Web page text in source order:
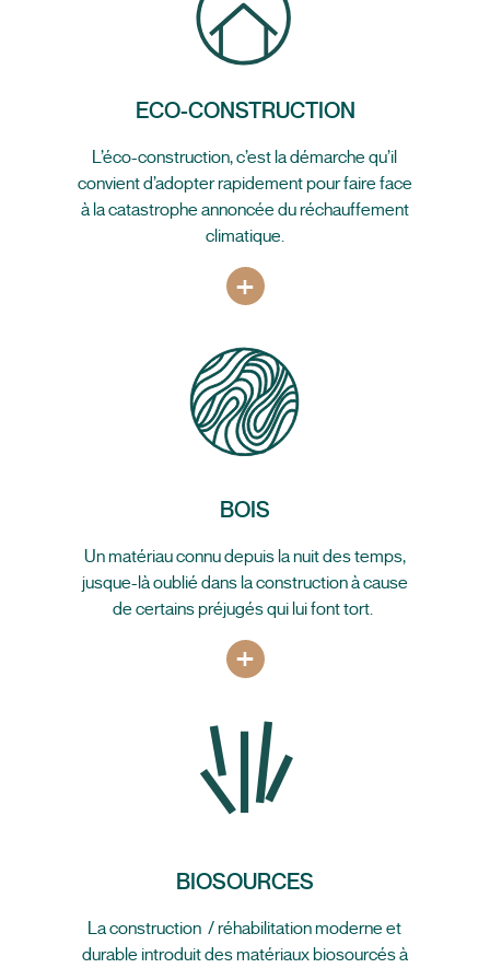
ECO-CONSTRUCTION
L’éco-construction, c’est la démarche qu’il
convient d’adopter rapidement pour faire face
à la catastrophe annoncée du réchauffement
climatique.
+
BOIS
Un matériau connu depuis la nuit des temps,
jusque-là oublié dans la construction à cause
de certains préjugés qui lui font tort.
+
BIOSOURCES
La construction / réhabilitation moderne et
durable introduit des matériaux biosourcés à